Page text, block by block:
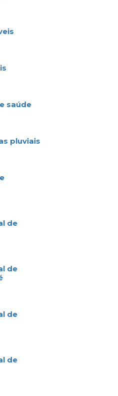
saúde
pluviais
de
de
de
de